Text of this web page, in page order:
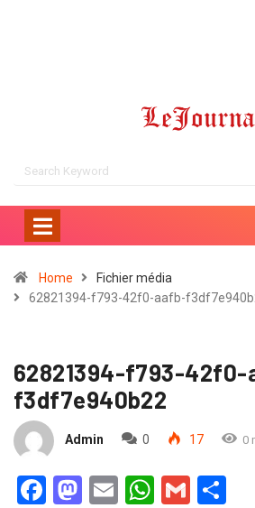
Home
Fichier média
62821394-f793-42f0-aafb-
62821394-f793-42f0-
f3df7e940b22
Admin 0 17 0
Facebook
Mastodon
Email Gmail